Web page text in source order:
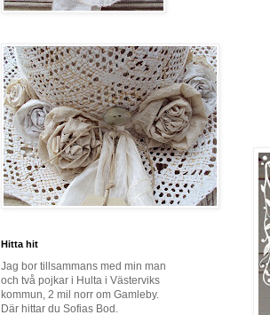
Hitta hit
Jag bor tillsammans med min man
och två pojkar i Hulta i Västerviks
kommun, 2 mil norr om Gamleby.
Där hittar du Sofias Bod.